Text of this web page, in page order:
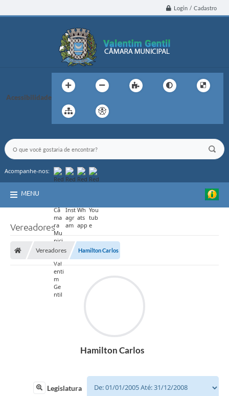
Login / Cadastro
Acessibilidade
Acompanhe-nos:
MENU
Vereadores
Vereadores Hamilton Carlos
Hamilton Carlos
Legislatura